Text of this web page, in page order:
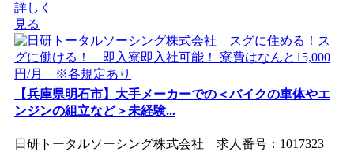
詳しく
見る
【兵庫県明石市】大手メーカーでの＜バイクの車体やエ
ンジンの組立など＞未経験...
日研トータルソーシング株式会社 求人番号：1017323